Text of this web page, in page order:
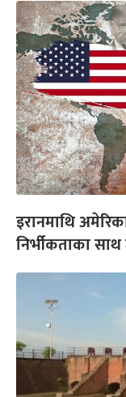
इरानमाथि
निर्भीकताका